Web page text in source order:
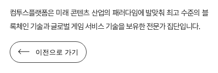
컴투스플랫폼은 미래 콘텐츠 산업의 패러다임에 발맞춰 최고 수준의 블
록체인 기술과 글로벌 게임 서비스 기술을 보유한 전문가 집단입니다.
이전으로 가기